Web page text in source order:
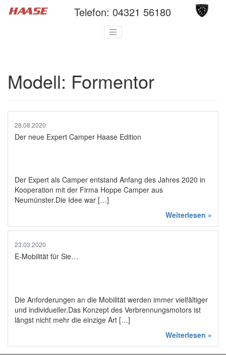
Telefon: 04321 56180
Modell: Formentor
28.08.2020
Der neue Expert Camper Haase Edition
Der Expert als Camper entstand Anfang des Jahres 2020 in
Kooperation mit der Firma Hoppe Camper aus
Neumünster.Die Idee war […]
Weiterlesen »
23.03.2020
E-Mobilität für Sie…
Die Anforderungen an die Mobilität werden immer vielfältiger
und individueller.Das Konzept des Verbrennungsmotors ist
längst nicht mehr die einzige Art […]
Weiterlesen »